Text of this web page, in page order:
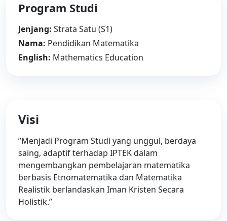
Program Studi
Jenjang: Strata Satu (S1)
Nama: Pendidikan Matematika
English: Mathematics Education
Visi
”Menjadi Program Studi yang unggul, berdaya
saing, adaptif terhadap IPTEK dalam
mengembangkan pembelajaran matematika
berbasis Etnomatematika dan Matematika
Realistik berlandaskan Iman Kristen Secara
Holistik.”